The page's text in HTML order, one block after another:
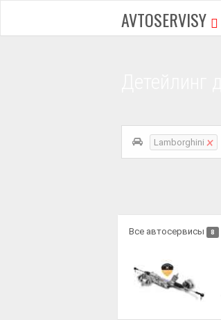
AVTOSERVISY
Lamborghini ×
Все автосервисы 8